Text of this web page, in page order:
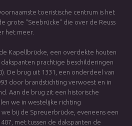
toeristische centrum is het
grote "Seebrücke" die over de Reuss
het meer.
Kapellbrücke, een overdekte houten
prachtige beschilderingen
De brug uit 1331, een onderdeel van
door brandstichting verwoest en in
Aan de brug zit een historische
we in westelijke richting
bij de Spreuerbrücke, eveneens een
met tussen de dakspanten de